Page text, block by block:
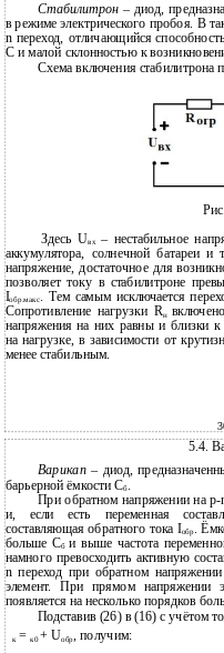
Стабилитрон – диод,
в режиме электрического пробоя. В
n переход, отличающийся
С и малой склонностью к
Схема включения стабилитрона
Здесь Uвх – нестабильное
аккумулятора, солнечной батареи
напряжение, достаточное для
позволяет току в стабилитроне
Iобр.макс. Тем самым исключается
Сопротивление нагрузки Rн
напряжения на них равны и близки
на нагрузке, в зависимости от
менее стабильным.
5.4.
Варикап– диод,
барьерной ёмкости Cб.
При обратном напряжении на p-
и, если есть переменная
составляющая обратного тока Iобр.
больше Cби выше частота
намного превосходить активную
n переход при обратном
элемент. При прямом напряжении
появляется на несколько порядков
Подставив (26) в (16) с учётом
к= к0+ Uобр, получим: